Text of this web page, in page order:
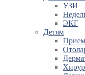
УЗИ
ЭКГ
Детям
Прием